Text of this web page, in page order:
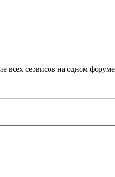
всех сервисов на одном форуме